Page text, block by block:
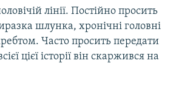
лінії. Постійно просить
шлунка, хронічні головні
Часто просить передати
цієї історії він скаржився на